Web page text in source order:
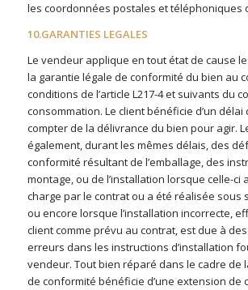
les coordonnées postales et téléphoniques
10.GARANTIES LEGALES
Le vendeur applique en tout état de cause
la garantie légale de conformité du bien au
conditions de l’article L217-4 et suivants du
consommation. Le client bénéficie d’un délai
compter de la délivrance du bien pour agir.
également, durant les mêmes délais, des
conformité résultant de l’emballage, des
montage, ou de l’installation lorsque celle-ci
charge par le contrat ou a été réalisée sous
ou encore lorsque l’installation incorrecte,
client comme prévu au contrat, est due à
erreurs dans les instructions d’installation
vendeur. Tout bien réparé dans le cadre de
de conformité bénéficie d’une extension de